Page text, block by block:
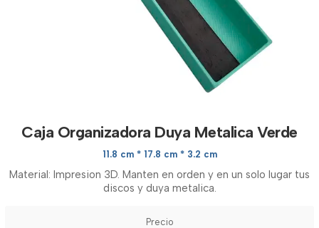
Caja Organizadora Duya Metalica Verde
11.8 cm * 17.8 cm * 3.2 cm
Material: Impresion 3D. Manten en orden y en un solo lugar tus
discos y duya metalica.
Precio